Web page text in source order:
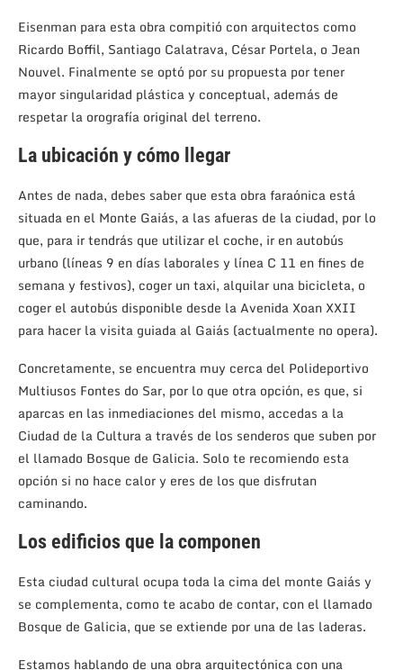
Eisenman para esta obra compitió con arquitectos como
Ricardo Boffil, Santiago Calatrava, César Portela, o Jean
Nouvel. Finalmente se optó por su propuesta por tener
mayor singularidad plástica y conceptual, además de
respetar la orografía original del terreno.
La ubicación y cómo llegar
Antes de nada, debes saber que esta obra faraónica está
situada en el Monte Gaiás, a las afueras de la ciudad, por lo
que, para ir tendrás que utilizar el coche, ir en autobús
urbano (líneas 9 en días laborales y línea C 11 en fines de
semana y festivos), coger un taxi, alquilar una bicicleta, o
coger el autobús disponible desde la Avenida Xoan XXII
para hacer la visita guiada al Gaiás (actualmente no opera).
Concretamente, se encuentra muy cerca del Polideportivo
Multiusos Fontes do Sar, por lo que otra opción, es que, si
aparcas en las inmediaciones del mismo, accedas a la
Ciudad de la Cultura a través de los senderos que suben por
el llamado Bosque de Galicia. Solo te recomiendo esta
opción si no hace calor y eres de los que disfrutan
caminando.
Los edificios que la componen
Esta ciudad cultural ocupa toda la cima del monte Gaiás y
se complementa, como te acabo de contar, con el llamado
Bosque de Galicia, que se extiende por una de las laderas.
Estamos hablando de una obra arquitectónica con una